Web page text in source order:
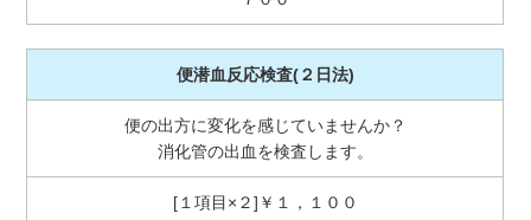
便潜血反応検査(２日法)
便の出方に変化を感じていませんか？
消化管の出血を検査します。
[１項目×２]￥１，１００